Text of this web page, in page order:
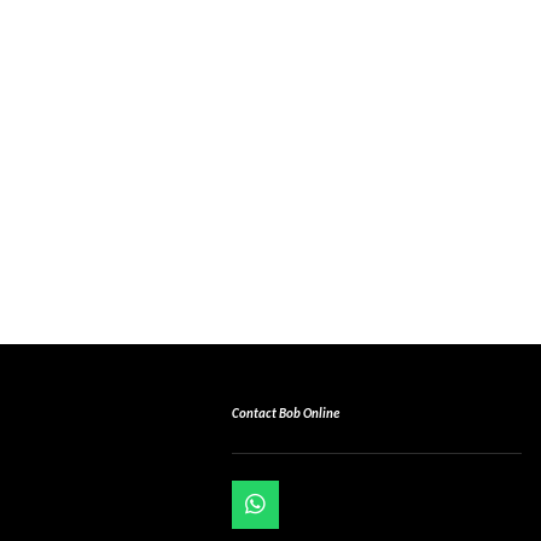
Contact Bob Online
W
h